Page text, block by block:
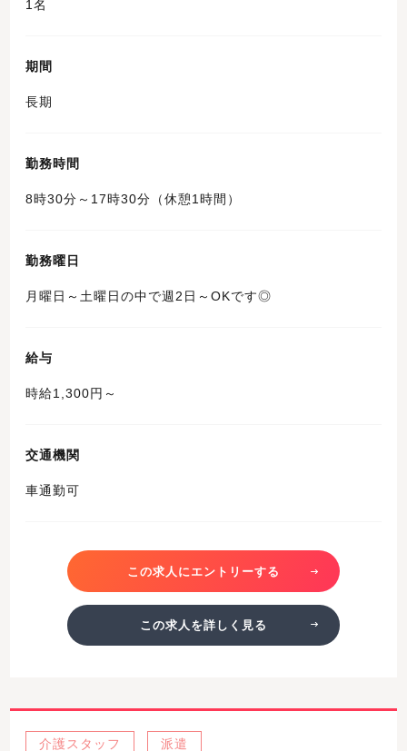
1名
期間
長期
勤務時間
8時30分～17時30分（休憩1時間）
勤務曜日
月曜日～土曜日の中で週2日～OKです◎
給与
時給1,300円～
交通機関
車通勤可
この求人にエントリーする
この求人を詳しく見る
介護スタッフ 派遣